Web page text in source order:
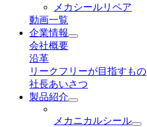
メカシールリペア
動画一覧
企業情報
会社概要
沿革
リークフリーが目指すもの
社長あいさつ
製品紹介
メカニカルシール